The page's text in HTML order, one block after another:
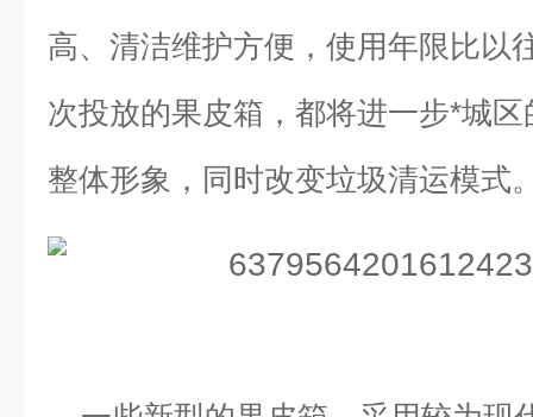
高、清洁维护方便，使用年限比以
次投放的果皮箱，都将进一步*城
整体形象，同时改变垃圾清运模式